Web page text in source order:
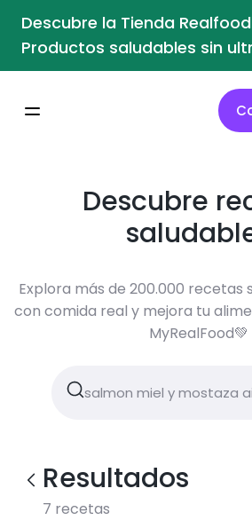
Descubre la Tienda
Productos saludables sin
Descubre
Explora más de 200.000 recetas
con comida real y mejora tu
MyRealFood💚
Resultados
7 recetas